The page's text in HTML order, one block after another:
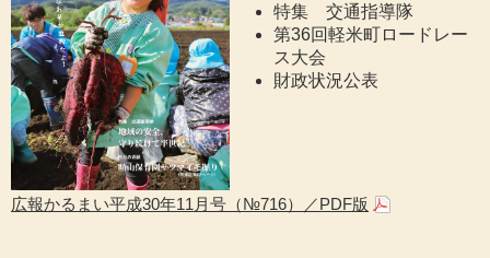
特集 交通指導隊
第36回軽米町ロードレー
ス大会
財政状況公表
広報かるまい平成30年11月号（№716）／PDF版